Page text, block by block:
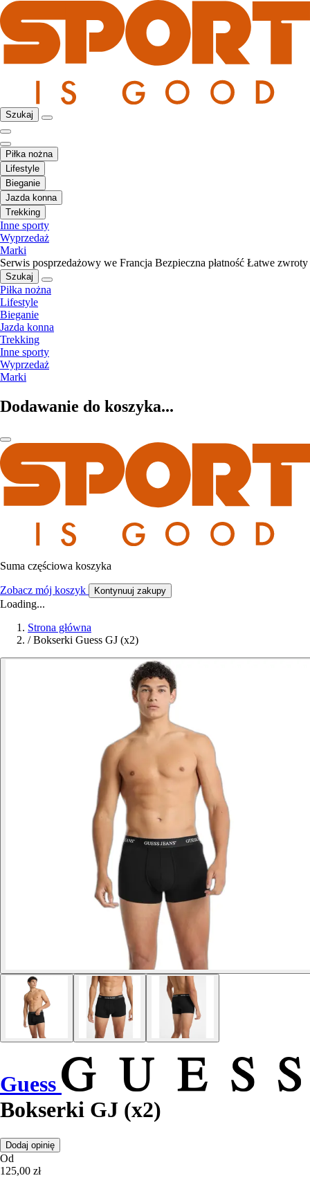
Szukaj
Piłka nożna
Lifestyle
Bieganie
Jazda konna
Trekking
Inne sporty
Wyprzedaż
Marki
Serwis posprzedażowy we Francja Bezpieczna płatność Łatwe zwroty
Szukaj
Piłka nożna
Lifestyle
Bieganie
Jazda konna
Trekking
Inne sporty
Wyprzedaż
Marki
Dodawanie do koszyka...
Suma częściowa koszyka
Zobacz mój koszyk Kontynuuj zakupy
Loading...
Strona główna
/ Bokserki Guess GJ (x2)
Guess
Bokserki GJ (x2)
Dodaj opinię
Od
125,00 zł